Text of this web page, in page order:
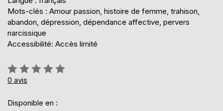
Mots-clés : Amour passion, histoire de femme, trahison,
abandon, dépression, dépendance affective, pervers
narcissique
Accessibilité: Accès limité
Évaluation:
0%
0 avis
Disponible en :